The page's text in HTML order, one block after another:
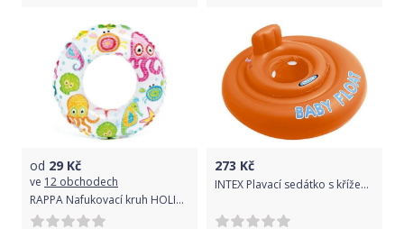
od 29 Kč
ve 12 obchodech
RAPPA Nafukovací kruh HOLIDAY, 51 cm, 3-6 let
273 Kč
INTEX Plavací sedátko s křížem 76cm